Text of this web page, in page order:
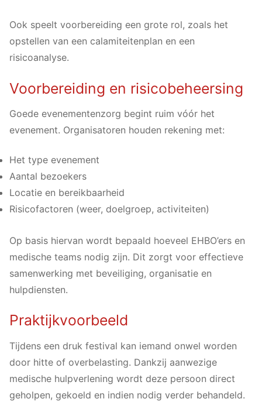
Ook speelt voorbereiding een grote rol, zoals het
opstellen van een calamiteitenplan en een
risicoanalyse.
Voorbereiding en risicobeheersing
Goede evenementenzorg begint ruim vóór het
evenement. Organisatoren houden rekening met:
Het type evenement
Aantal bezoekers
Locatie en bereikbaarheid
Risicofactoren (weer, doelgroep, activiteiten)
Op basis hiervan wordt bepaald hoeveel EHBO’ers en
medische teams nodig zijn. Dit zorgt voor effectieve
samenwerking met beveiliging, organisatie en
hulpdiensten.
Praktijkvoorbeeld
Tijdens een druk festival kan iemand onwel worden
door hitte of overbelasting. Dankzij aanwezige
medische hulpverlening wordt deze persoon direct
geholpen, gekoeld en indien nodig verder behandeld.